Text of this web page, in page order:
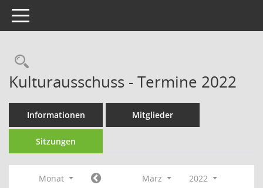
Toggle navigation
Rechercheauswahl
Kulturausschuss - Termine 2022
Informationen Mitglieder
Sitzungen
Monat März
2022